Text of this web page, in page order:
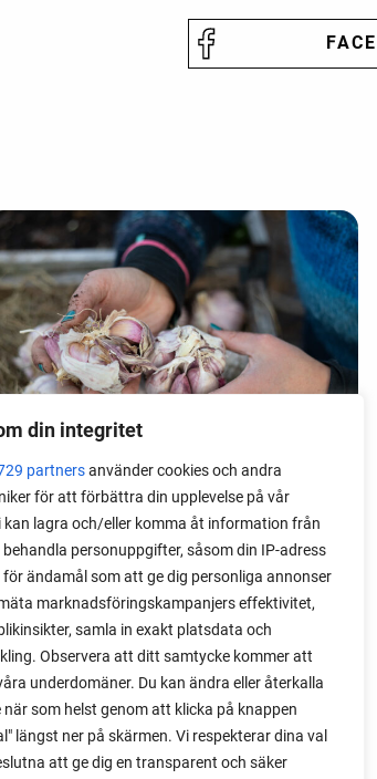
din integritet
partnersanvänder cookies och andra
för att förbättra din upplevelse på vår
kan lagra och/eller komma åt information från
personuppgifter, såsom din IP-adress
ändamål som att ge dig personliga annonser
marknadsföringskampanjers effektivitet,
samla in exakt platsdata och
Observera att ditt samtycke kommer att
underdomäner. Du kan ändra eller återkalla
som helst genom att klicka på knappen
längst ner på skärmen. Vi respekterar dina val
att ge dig en transparent och säker
06 augusti 2026
Sätta vitlök på våren i Sverige
Om du har tur med vädret kan det gå fint
att sätta vitlök också på våren. Men
tillförlitligast är att sätta vitlök på hösten
och vintern.